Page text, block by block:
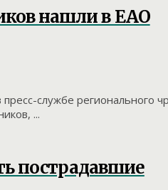
нашли в ЕАО
службе регионального
...
пострадавшие